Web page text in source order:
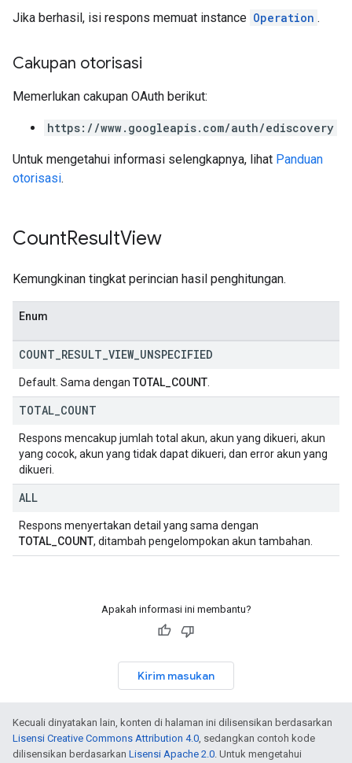
Jika berhasil, isi respons memuat instance Operation .
Cakupan otorisasi
Memerlukan cakupan OAuth berikut:
https://www.googleapis.com/auth/ediscovery
Untuk mengetahui informasi selengkapnya, lihat Panduan
otorisasi.
CountResultView
Kemungkinan tingkat perincian hasil penghitungan.
Enum
COUNT RESULT VIEW_ UNSPECIFIED
Default. Sama dengan TOTAL_COUNT
TOTAL COUNT
Respons mencakup jumlah total akun, akun yang dikueri, akun
yang cocok, akun yang tidak dapat dikueri, dan error akun yang
dikueri.
ALL
Respons menyertakan detail yang sama dengan
TOTAL_COUNT, ditambah pengelompokan akun tambahan.
Apakah informasi ini membantu?
Kirim masukan
Kecuali dinyatakan lain, konten di halaman ini dilisensikan berdasarkan
Lisensi Creative Commons Attribution 4.0, sedangkan contoh kode
dilisensikan berdasarkan Lisensi Apache 2.0. Untuk mengetahui